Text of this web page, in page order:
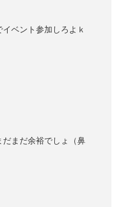
ベント参加しろよｋ
まだ余裕でしょ（鼻